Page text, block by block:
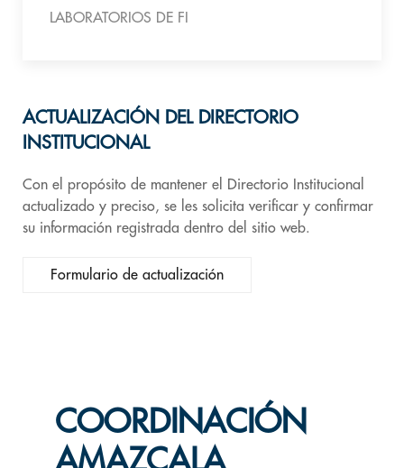
LABORATORIOS DE FI
ACTUALIZACIÓN DEL DIRECTORIO
INSTITUCIONAL
Con el propósito de mantener el Directorio Institucional
actualizado y preciso, se les solicita verificar y confirmar
su información registrada dentro del sitio web.
Formulario de actualización
COORDINACIÓN
AMAZCALA